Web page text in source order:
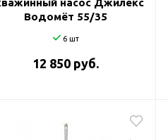
насос Джилекс
Водомёт 55/35
6 шт
12 850 руб.